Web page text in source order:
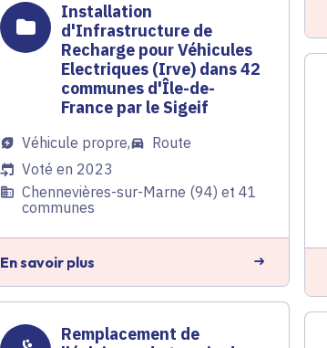
Installation
d'Infrastructure de
Recharge pour Véhicules
Electriques (Irve) dans 42
communes d'Île-de-
France par le Sigeif
Véhicule propre,
Route
Voté en 2023
Chennevières-sur-Marne (94) et 41
communes
En savoir plus
Remplacement de